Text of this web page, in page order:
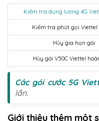
Kiểm tra dung lượng 4G
Kiểm tra phút gọi Viettel
Hủy gia hạn gói
Hủy gói V50C Viettel
Các gói cước 5G
lần.
Giới thiệu thêm một